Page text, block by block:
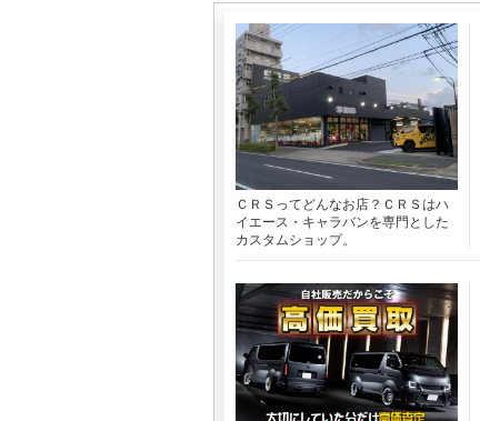
ＣＲＳってどんなお店？ＣＲＳはハ
イエース・キャラバンを専門とした
カスタムショップ。